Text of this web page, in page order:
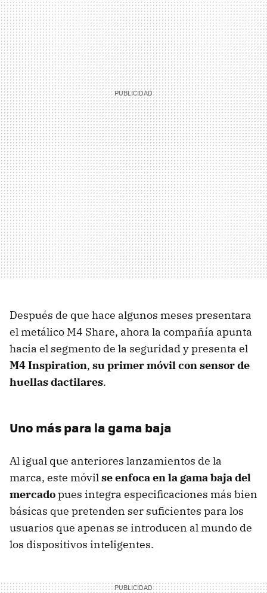
Después de que hace algunos meses presentara
el metálico M4 Share, ahora la compañía apunta
hacia el segmento de la seguridad y presenta el
M4 Inspiration, su primer móvil con sensor de
huellas dactilares.
Uno más para la gama baja
Al igual que anteriores lanzamientos de la
marca, este móvilse enfoca en la gama baja del
mercadopues integra especificaciones más bien
básicas que pretenden ser suficientes para los
usuarios que apenas se introducen al mundo de
los dispositivos inteligentes.